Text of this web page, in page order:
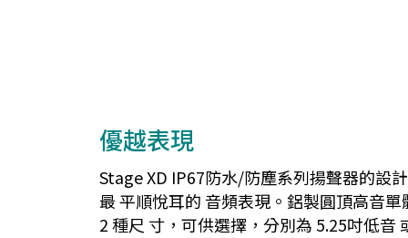
優越表現
Stage XD IP67防水/防塵系列揚聲器的設
最 平順悅耳的 音頻表現。鋁製圓頂高音
2 種尺 寸，可供選擇，分別為 5.25吋低